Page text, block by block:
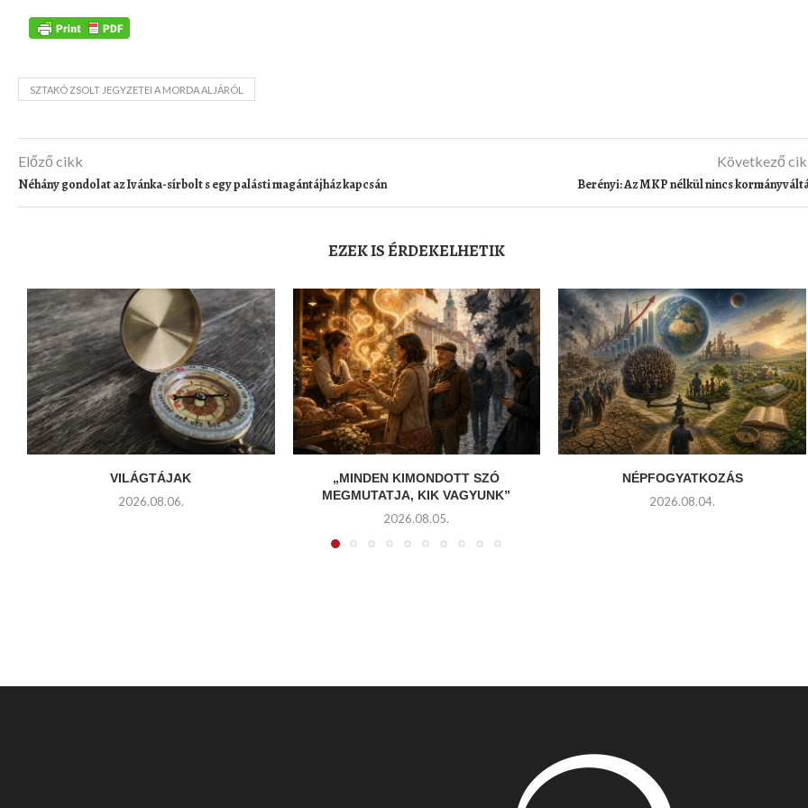
SZTAKÓ ZSOLT JEGYZETEI A MORDA ALJÁRÓL
Előző cikk
Néhány gondolat az Ivánka-sírbolt s egy palásti magántájház kapcsán
Következő
Berényi: Az MKP nélkül nincs
EZEK IS ÉRDEKELHETIK
VILÁGTÁJAK
2026.08.06.
„MINDEN KIMONDOTT SZÓ
MEGMUTATJA, KIK VAGYUNK”
2026.08.05.
NÉPFOGYATKOZÁS
2026.08.04.